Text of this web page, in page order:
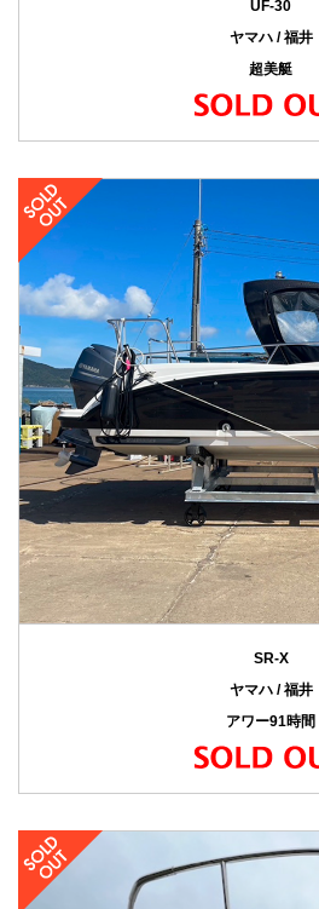
UF-30
ヤマハ / 福井
超美艇
SR-X
ヤマハ / 福井
アワー91時間